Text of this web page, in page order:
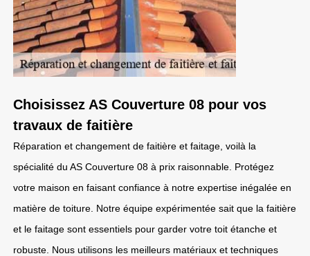
Choisissez AS Couverture 08 pour vos
travaux de faitière
Réparation et changement de faitière et faitage, voilà la
spécialité du AS Couverture 08 à prix raisonnable. Protégez
votre maison en faisant confiance à notre expertise inégalée en
matière de toiture. Notre équipe expérimentée sait que la faitière
et le faitage sont essentiels pour garder votre toit étanche et
robuste. Nous utilisons les meilleurs matériaux et techniques